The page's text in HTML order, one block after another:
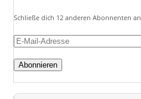
Schließe dich 12 anderen Abonnenten an
E-
Adresse